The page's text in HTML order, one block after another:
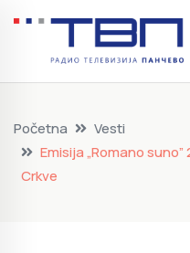
Početna
Vesti
Emisija „Romano
Crkve